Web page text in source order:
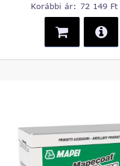
Korábbi ár: 72 149 Ft